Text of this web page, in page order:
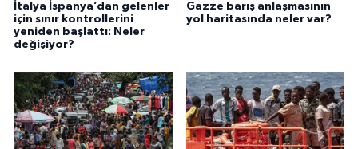
İtalya İspanya’dan gelenler
için sınır kontrollerini
yeniden başlattı: Neler
değişiyor?
Gazze barış anlaşmasının
yol haritasında neler var?